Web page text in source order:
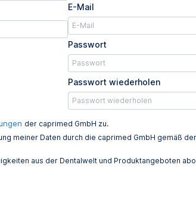
E-Mail
Passwort
Passwort wiederholen
der caprimed GmbH zu.
meiner Daten durch die caprimed GmbH gemäß der
aus der Dentalwelt und Produktangeboten